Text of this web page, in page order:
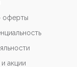
оферты
акции